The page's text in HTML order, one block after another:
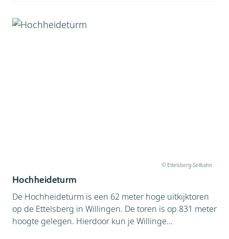
© Ettelsberg-Seilbahn
Hochheideturm
De Hochheideturm is een 62 meter hoge uitkijktoren
op de Ettelsberg in Willingen. De toren is op 831 meter
hoogte gelegen. Hierdoor kun je Willinge...